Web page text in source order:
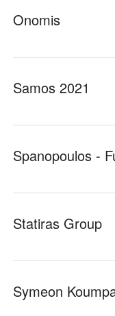
Onomis
Samos 2021
Spanopoulos -
Statiras Group
Symeon